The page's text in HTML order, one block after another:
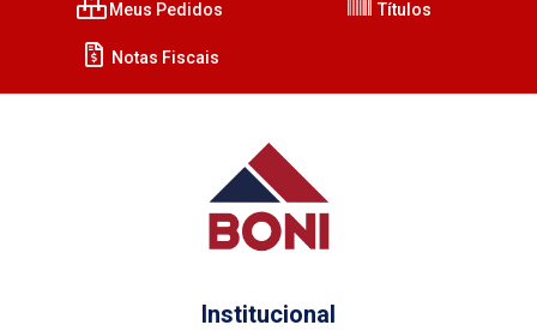
Meus Pedidos Títulos
Notas Fiscais
Institucional